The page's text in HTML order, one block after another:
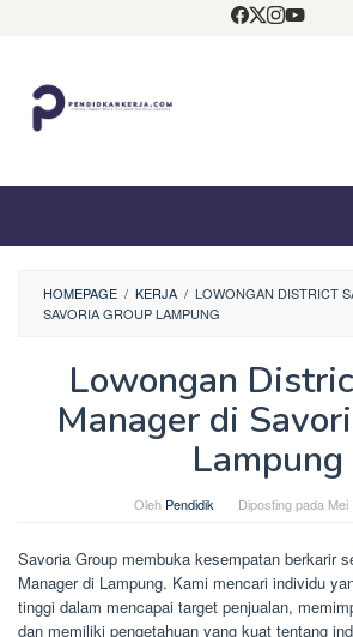
HOMEPAGE / KERJA / LOWONGAN DISTRICT
SAVORIA GROUP LAMPUNG
Lowongan
Manager di
Lampung
Oleh Pendidik Diposting pada Mei
Savoria Group membuka kesempatan berkarir
Manager di Lampung. Kami mencari individu
tinggi dalam mencapai target penjualan,
dan memiliki pengetahuan yang kuat tentang